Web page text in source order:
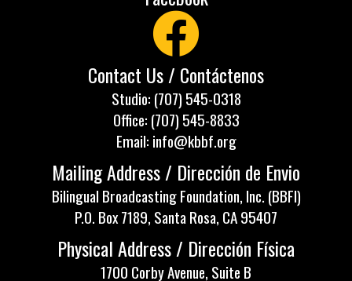
Contact Us / Contáctenos
Studio: (707) 545-0318
Office: (707) 545-8833
Email: info@kbbf.org
Mailing Address / Dirección de Envio
Bilingual Broadcasting Foundation, Inc. (BBFI)
P.O. Box 7189, Santa Rosa, CA 95407
Physical Address / Dirección Física
1700 Corby Avenue, Suite B